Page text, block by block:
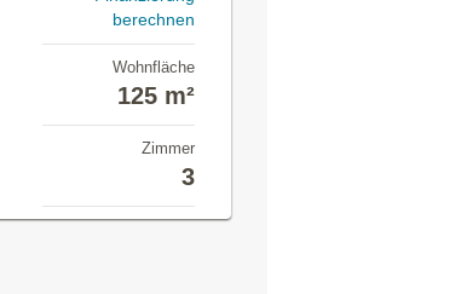
berechnen
Wohnfläche
125 m²
Zimmer
3